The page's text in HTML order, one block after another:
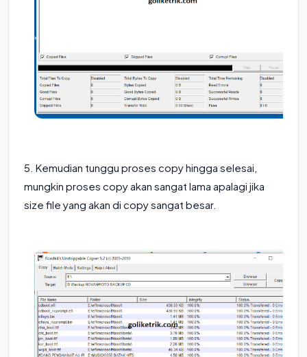
5. Kemudian tunggu proses copy hingga selesai,
mungkin proses copy akan sangat lama apalagi jika
size file yang akan di copy sangat besar.